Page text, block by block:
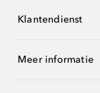
Klantendienst
Meer informatie